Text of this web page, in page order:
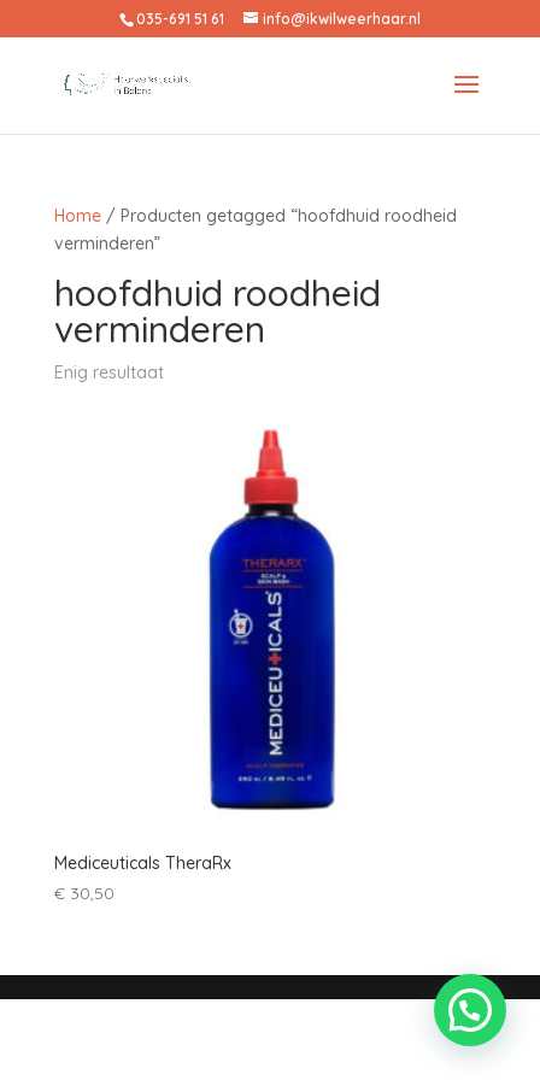
035-691 51 61 info@ikwilweerhaar.nl
Home/ Producten getagged “hoofdhuid roodheid
verminderen”
hoofdhuid roodheid
verminderen
Enig resultaat
Mediceuticals TheraRx
€30,50